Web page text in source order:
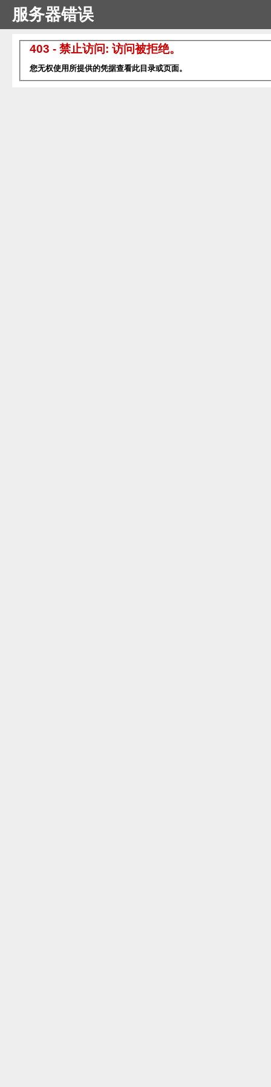
服务器错误
403 - 禁止访问: 访问被拒绝。
您无权使用所提供的凭据查看此目录或页面。